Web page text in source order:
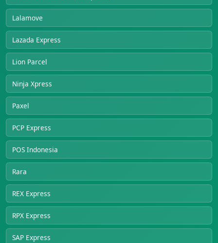
Lalamove
Lazada Express
Lion Parcel
Ninja Xpress
Paxel
PCP Express
POS Indonesia
Rara
REX Express
RPX Express
SAP Express